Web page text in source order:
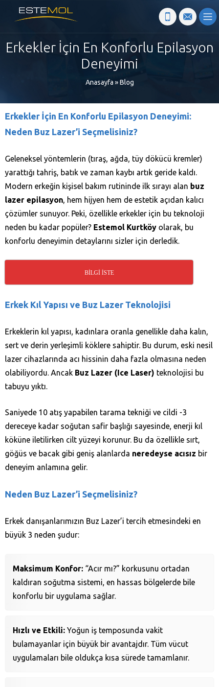
Erkekler İçin En Konforlu Epilasyon
Deneyimi
Anasayfa»Blog
Erkekler İçin En Konforlu Epilasyon Deneyimi:
Neden Buz Lazer’i Seçmelisiniz?
Geleneksel yöntemlerin (tıraş, ağda, tüy dökücü kremler)
yarattığı tahriş, batık ve zaman kaybı artık geride kaldı.
Modern erkeğin kişisel bakım rutininde ilk sırayı alan buz
lazer epilasyon, hem hijyen hem de estetik açıdan kalıcı
çözümler sunuyor. Peki, özellikle erkekler için bu teknoloji
neden bu kadar popüler? Estemol Kurtköy olarak, bu
konforlu deneyimin detaylarını sizler için derledik.
BİLGİ İSTE
Erkek Kıl Yapısı ve Buz Lazer Teknolojisi
Erkeklerin kıl yapısı, kadınlara oranla genellikle daha kalın,
sert ve derin yerleşimli köklere sahiptir. Bu durum, eski nesil
lazer cihazlarında acı hissinin daha fazla olmasına neden
olabiliyordu. Ancak Buz Lazer (Ice Laser) teknolojisi bu
tabuyu yıktı.
Saniyede 10 atış yapabilen tarama tekniği ve cildi -3
dereceye kadar soğutan safir başlığı sayesinde, enerji kıl
köküne iletilirken cilt yüzeyi korunur. Bu da özellikle sırt,
göğüs ve bacak gibi geniş alanlarda neredeyse acısız bir
deneyim anlamına gelir.
Neden Buz Lazer’i Seçmelisiniz?
Erkek danışanlarımızın Buz Lazer’i tercih etmesindeki en
büyük 3 neden şudur:
Maksimum Konfor: “Acır mı?” korkusunu ortadan
kaldıran soğutma sistemi, en hassas bölgelerde bile
konforlu bir uygulama sağlar.
Hızlı ve Etkili: Yoğun iş temposunda vakit
bulamayanlar için büyük bir avantajdır. Tüm vücut
uygulamaları bile oldukça kısa sürede tamamlanır.